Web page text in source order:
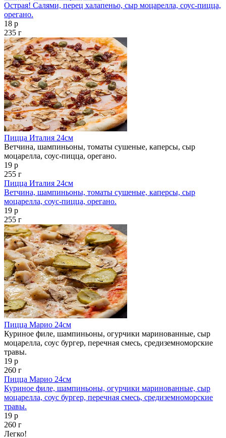
Острая! Салями, перец халапеньо, сыр моцарелла, соус-пицца,
орегано.
18 р
235 г
Пицца Италия 24см
Ветчина, шампиньоны, томаты сушеные, каперсы, сыр
моцарелла, соус-пицца, орегано.
19 р
255 г
Пицца Италия 24см
Ветчина, шампиньоны, томаты сушеные, каперсы, сыр
моцарелла, соус-пицца, орегано.
19 р
255 г
Пицца Марио 24см
Куриное филе, шампиньоны, огурчики маринованные, сыр
моцарелла, соус бургер, перечная смесь, средиземноморские
травы.
19 р
260 г
Пицца Марио 24см
Куриное филе, шампиньоны, огурчики маринованные, сыр
моцарелла, соус бургер, перечная смесь, средиземноморские
травы.
19 р
260 г
Легко!